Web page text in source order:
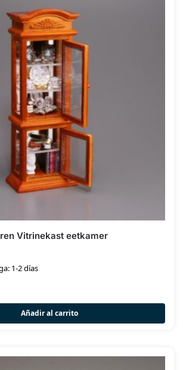
Vitrinekast eetkamer
1-2 días
Añadir al carrito